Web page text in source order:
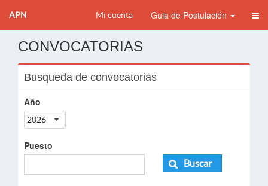
APN Mi cuenta Guia de Postulación
CONVOCATORIAS
Busqueda de convocatorias
Año
2026
Puesto
Buscar